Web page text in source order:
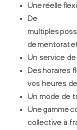
Une réelle
De
multiples
de mentorat
Un service
Des horaires
vos heures
Un mode de
Une gamme
collective à